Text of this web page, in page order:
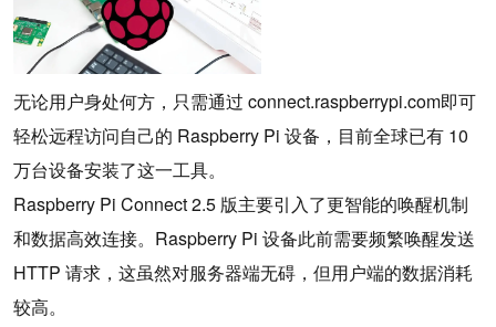
无论用户身处何方，只需通过 connect.raspberrypi.com即可
轻松远程访问自己的 Raspberry Pi 设备，目前全球已有 10
万台设备安装了这一工具。
Raspberry Pi Connect 2.5 版主要引入了更智能的唤醒机制
和数据高效连接。Raspberry Pi 设备此前需要频繁唤醒发送
HTTP 请求，这虽然对服务器端无碍，但用户端的数据消耗
较高。